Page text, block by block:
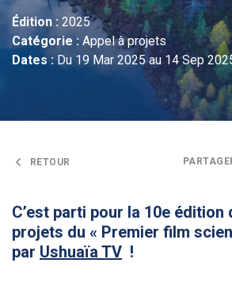
Édition : 2025
Catégorie : Appel à projets
Dates :Du 19 Mar 2025 au 14 Sep
RETOUR
C’est parti pour la 10e édition
projets du « Premier film
par Ushuaïa TV !